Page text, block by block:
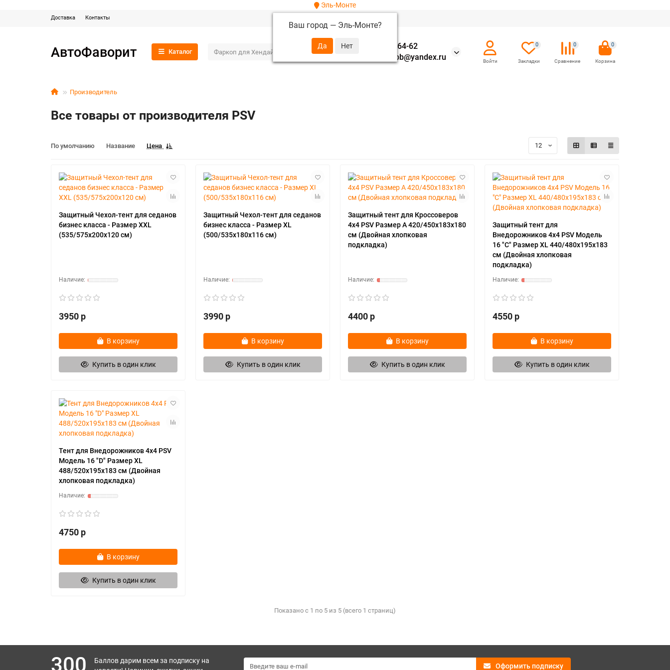
Эль-Монте
Ваш город — Эль-Монте?
Доставка Контакты
АвтоФаворит Каталог
+7 (952) 288-64-62
autofavorit-spb@yandex.ru
0 0 0
Производитель
Все товары от производителя PSV
По умолчанию Название Цена
Защитный Чехол-тент для седанов
бизнес класса - Размер XXL
(535/575х200х120 см)
3950 р
В корзину
Купить в один клик
Защитный Чехол-тент для седанов
бизнес класса - Размер XL
(500/535х180х116 см)
3990 р
В корзину
Купить в один клик
Защитный тент для Кроссоверов
4х4 PSV Размер А 420/450х183х180
см (Двойная хлопковая
подкладка)
4400 р
В корзину
Купить в один клик
Защитный тент для
Внедорожников 4х4 PSV Модель
16 "C" Размер XL 440/480х195х183
см (Двойная хлопковая
подкладка)
4550 р
В корзину
Купить в один клик
Тент для Внедорожников 4х4 PSV
Модель 16 "D" Размер XL
488/520х195х183 см (Двойная
хлопковая подкладка)
4750 р
В корзину
Купить в один клик
Показано с 1 по 5 из 5 (всего 1 страниц)
300
Баллов дарим всем за подписку на
Оформить подписку